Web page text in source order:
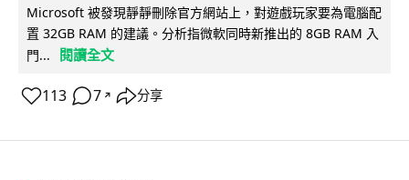
Microsoft 被發現靜靜刪除官方網站上，對遊戲玩家要為電腦配
置 32GB RAM 的建議。分析指微軟同時新推出的 8GB RAM 入
門...
閱讀全文
113 7 ↗ 分享